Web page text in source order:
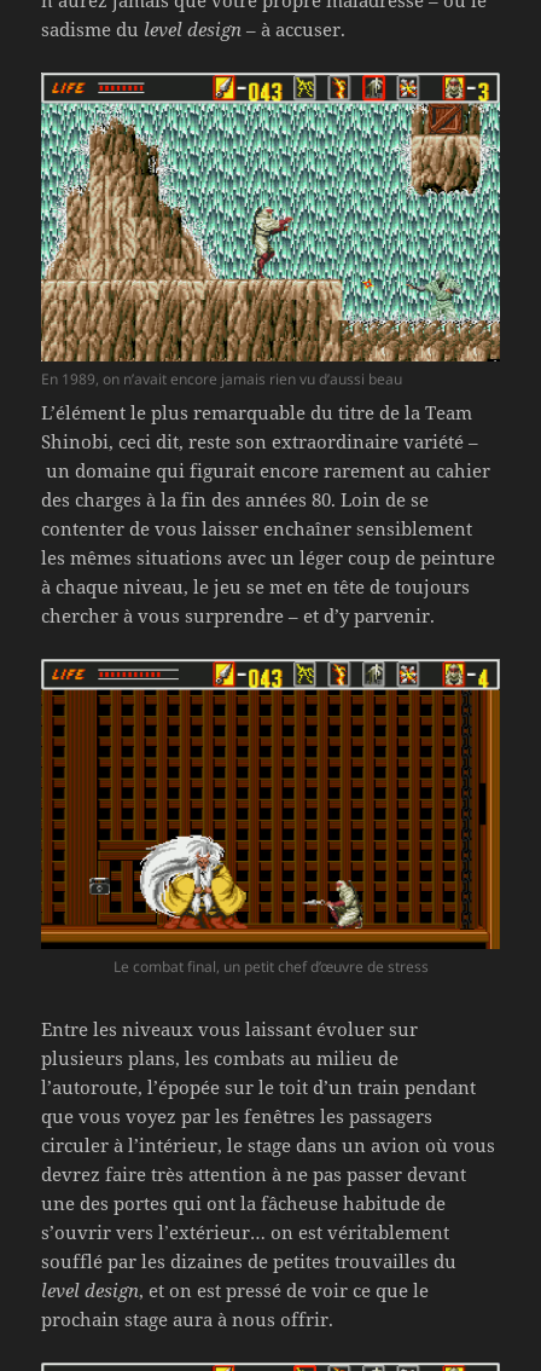
sadisme du level design – à accuser.
En 1989, on n’avait encore jamais rien vu d’aussi beau
L’élément le plus remarquable du titre de la Team
Shinobi, ceci dit, reste son extraordinaire variété –
un domaine qui figurait encore rarement au cahier
des charges à la fin des années 80. Loin de se
contenter de vous laisser enchaîner sensiblement
les mêmes situations avec un léger coup de peinture
à chaque niveau, le jeu se met en tête de toujours
chercher à vous surprendre – et d’y parvenir.
Le combat final, un petit chef d’œuvre de stress
Entre les niveaux vous laissant évoluer sur
plusieurs plans, les combats au milieu de
l’autoroute, l’épopée sur le toit d’un train pendant
que vous voyez par les fenêtres les passagers
circuler à l’intérieur, le stage dans un avion où vous
devrez faire très attention à ne pas passer devant
une des portes qui ont la fâcheuse habitude de
s’ouvrir vers l’extérieur… on est véritablement
soufflé par les dizaines de petites trouvailles du
level design, et on est pressé de voir ce que le
prochain stage aura à nous offrir.